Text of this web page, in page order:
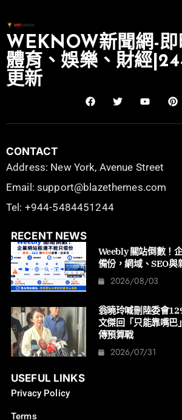
WEKNOW新聞網-即
體育、娛樂、財經
更新
CONTACT
Address: New York, Avenue Street
Email: support@blazethemes.com
Tel: +944-5484451244
RECENT NEWS
Weebly 關站倒數！
備份，網域、SEO與
2026/08/03
翁曉玲喊刪陸委會
文傑回「只能靠嘴
傳預算戰
2026/07/31
USEFUL LINKS
Privacy Policy
Terms